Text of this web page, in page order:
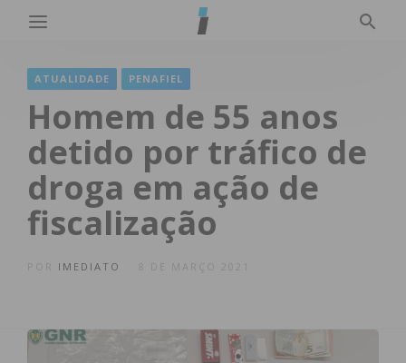
ATUALIDADE PENAFIEL
Homem de 55 anos
detido por tráfico de
droga em ação de
fiscalização
IMEDIATO 8 DE MARÇO 2021